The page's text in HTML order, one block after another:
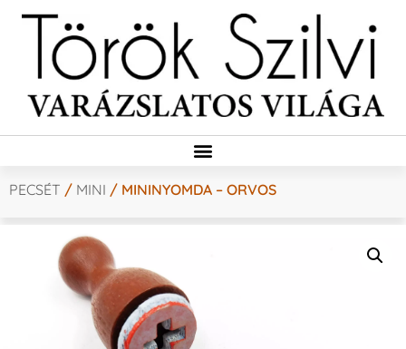
PECSÉT / MINI / MININYOMDA – ORVOS